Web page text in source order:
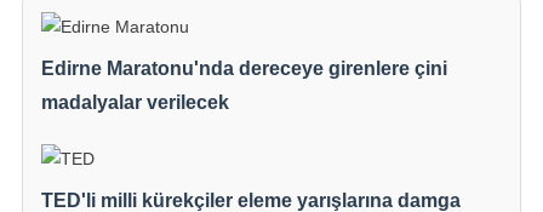
Edirne Maratonu'nda dereceye girenlere çini
madalyalar verilecek
TED'li milli kürekçiler eleme yarışlarına damga